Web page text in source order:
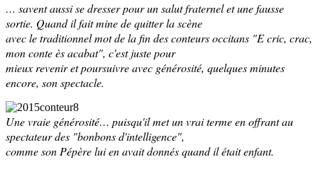
… savent aussi se dresser pour un salut fraternel et une fausse
sortie. Quand il fait mine de quitter la scène
avec le traditionnel mot de la fin des conteurs occitans "E cric, crac,
mon conte ès acabat", c'est juste pour
mieux revenir et poursuivre avec générosité, quelques minutes
encore, son spectacle.
Une vraie générosité… puisqu'il met un vrai terme en offrant au
spectateur des "bonbons d'intelligence",
comme son Pépère lui en avait donnés quand il était enfant.